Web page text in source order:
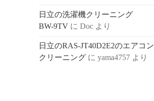
日立の洗濯機クリーニング
BW-9TV にDoc より
日立のRAS-JT40D2E2のエアコン
クリーニング にyama4757 より